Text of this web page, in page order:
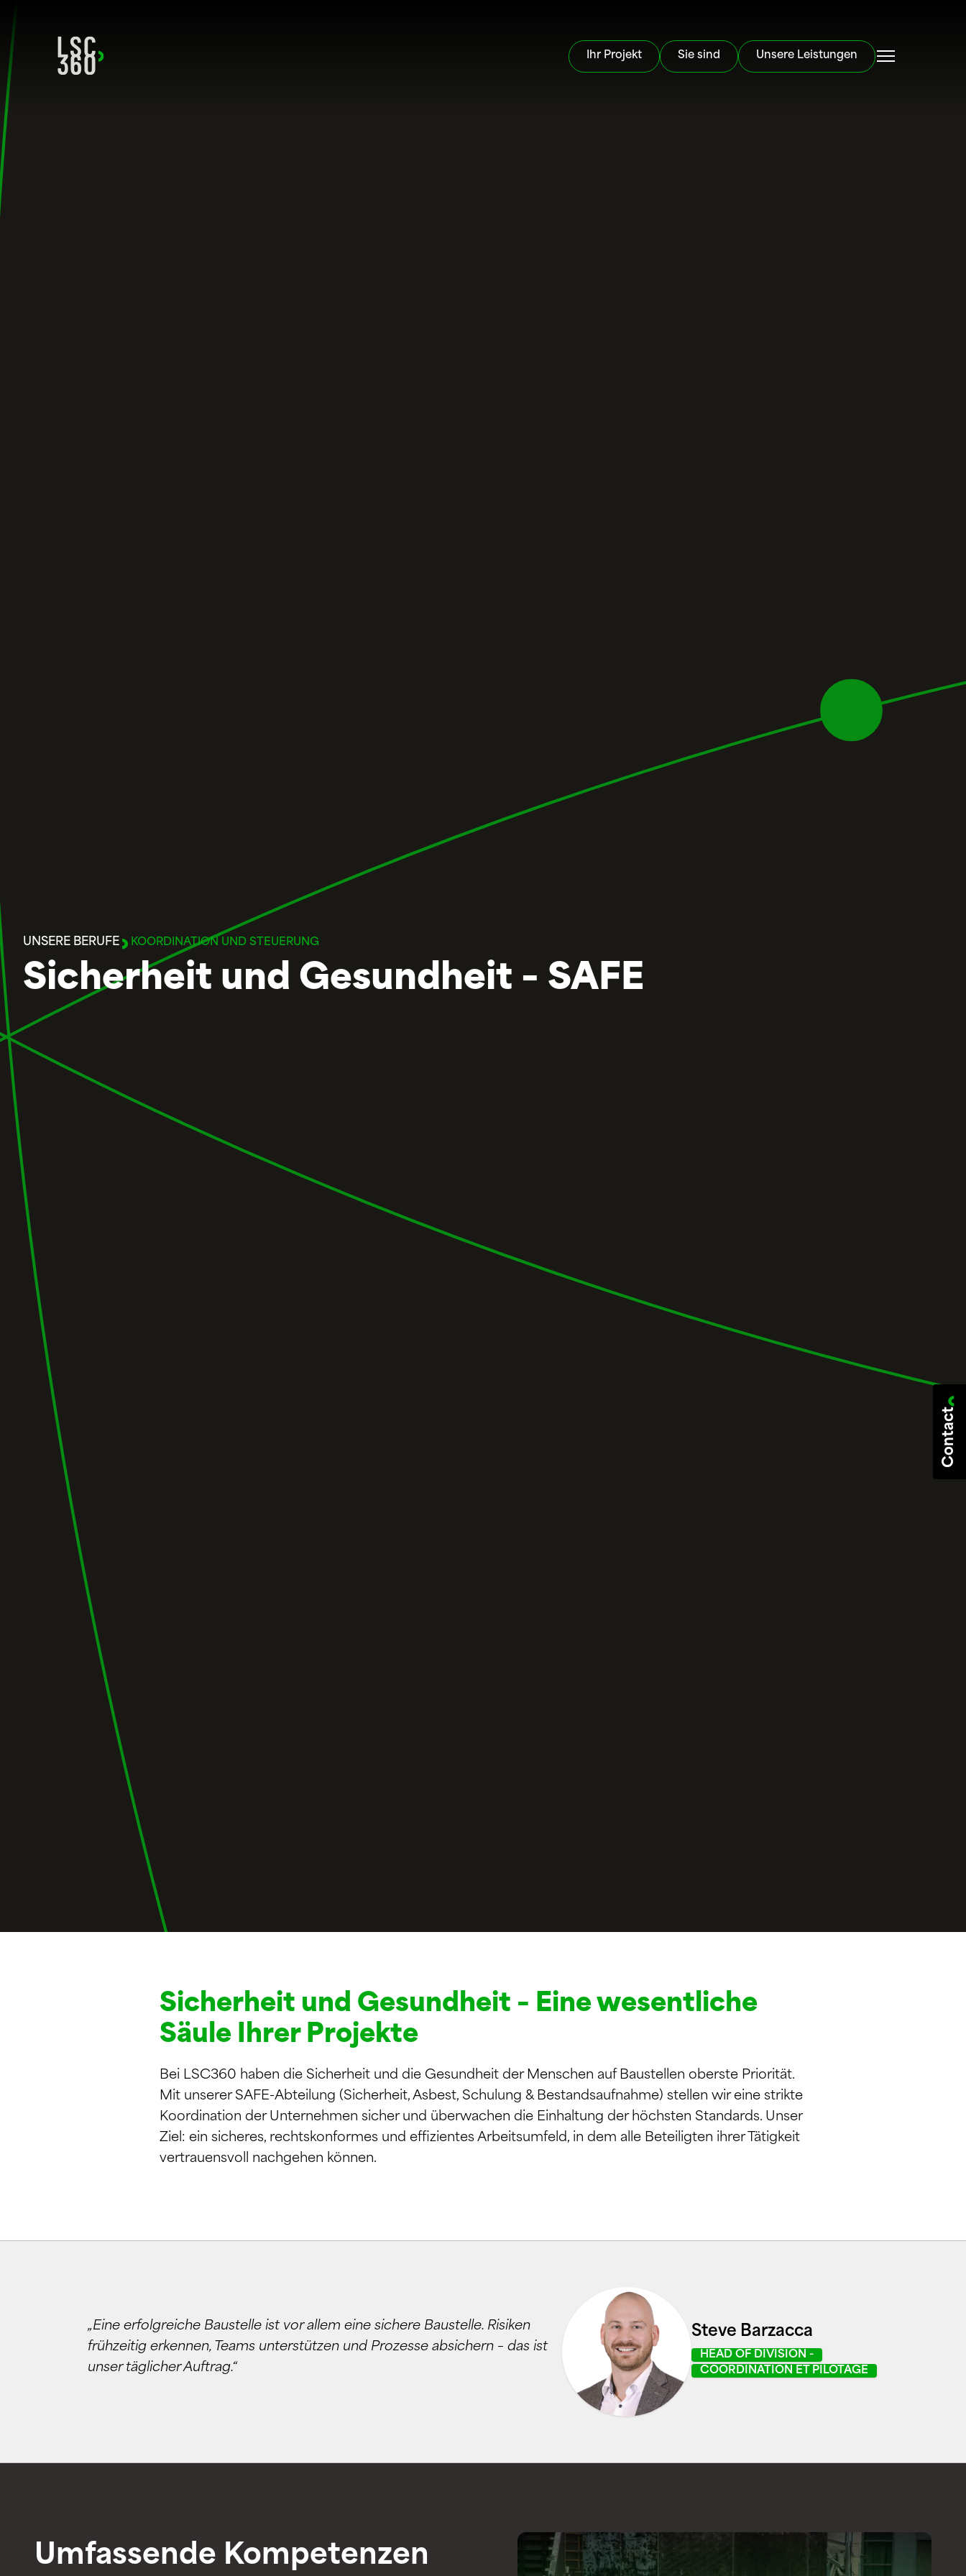
Ihr Projekt Sie sind Unsere Leistungen
Contact
UNSERE BERUFE KOORDINATION UND STEUERUNG
Sicherheit und Gesundheit – SAFE
Sicherheit und Gesundheit – Eine wesentliche
Säule Ihrer Projekte
Bei LSC360 haben die Sicherheit und die Gesundheit der Menschen auf Baustellen oberste Priorität.
Mit unserer SAFE-Abteilung (Sicherheit, Asbest, Schulung & Bestandsaufnahme) stellen wir eine strikte
Koordination der Unternehmen sicher und überwachen die Einhaltung der höchsten Standards. Unser
Ziel: ein sicheres, rechtskonformes und effizientes Arbeitsumfeld, in dem alle Beteiligten ihrer Tätigkeit
vertrauensvoll nachgehen können.
„Eine erfolgreiche Baustelle ist vor allem eine sichere Baustelle. Risiken
frühzeitig erkennen, Teams unterstützen und Prozesse absichern – das ist
unser täglicher Auftrag.“
Steve Barzacca
HEAD OF DIVISION -
COORDINATION ET PILOTAGE
Umfassende Kompetenzen